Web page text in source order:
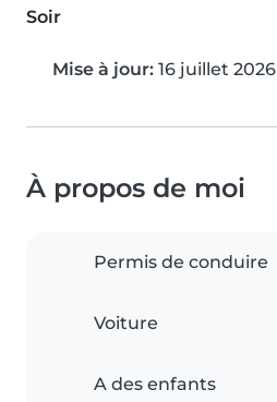
Soir
Mise à jour: 16 juillet 2026
À propos de moi
Permis de conduire
Voiture
A des enfants